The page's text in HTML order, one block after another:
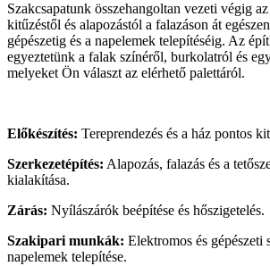
Szakcsapatunk összehangoltan vezeti végig
kitűzéstől és alapozástól a falazáson át
gépészetig és a napelemek telepítéséig. Az
egyeztetünk a falak színéről, burkolatról és
melyeket Ön választ az elérhető palettáról.
Előkészítés: Tereprendezés és a ház pontos
Szerkezetépítés: Alapozás, falazás és a
kialakítása.
Zárás: Nyílászárók beépítése és hőszigetelés.
Szakipari munkák: Elektromos és gépészeti
napelemek telepítése.